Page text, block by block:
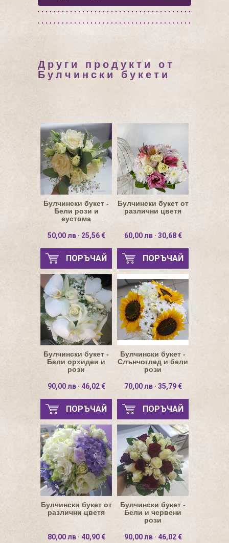
Други продукти от
Булчински букети
Булчински букет -
Бели рози и
еустома
50,00 лв · 25,56 €
ПОРЪЧАЙ
Булчински букет от
различни цветя
60,00 лв · 30,68 €
ПОРЪЧАЙ
Булчински букет -
Бели орхидеи и
рози
90,00 лв · 46,02 €
ПОРЪЧАЙ
Булчински букет -
Слънчоглед и бели
рози
70,00 лв · 35,79 €
ПОРЪЧАЙ
Булчински букет от
различни цветя
80,00 лв · 40,90 €
Булчински букет -
Бели и червени
рози
90,00 лв · 46,02 €